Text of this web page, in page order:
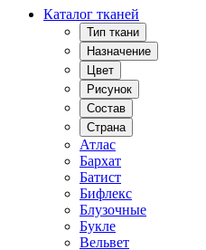
Каталог тканей
Тип ткани
Назначение
Цвет
Рисунок
Состав
Страна
Атлас
Бархат
Батист
Бифлекс
Блузочные
Букле
Вельвет